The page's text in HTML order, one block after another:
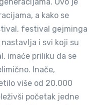
a kako se
festival gejminga
i svi koji su
imaće priliku da se
Inače,
više od 20.000
početak jedne